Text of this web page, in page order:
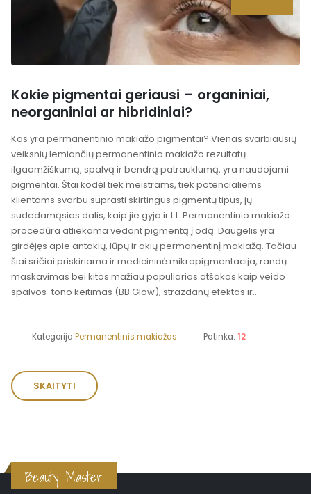
Kokie pigmentai geriausi – organiniai,
neorganiniai ar hibridiniai?
Kas yra permanentinio makiažo pigmentai? Vienas svarbiausių
veiksnių lemiančių permanentinio makiažo rezultatų
ilgaamžiškumą, spalvą ir bendrą patrauklumą, yra naudojami
pigmentai. Štai kodėl tiek meistrams, tiek potencialiems
klientams svarbu suprasti skirtingus pigmentų tipus, jų
sudedamąsias dalis, kaip jie gyja ir t.t. Permanentinio makiažo
procedūra atliekama vedant pigmentą į odą. Daugelis yra
girdėjęs apie antakių, lūpų ir akių permanentinį makiažą. Tačiau
šiai sričiai priskiriama ir medicininė mikropigmentacija, randų
maskavimas bei kitos mažiau populiarios atšakos kaip veido
spalvos-tono keitimas (BB Glow), strazdanų efektas ir...
Kategorija:Permanentinis makiažas Patinka: 12
SKAITYTI
Beauty Master